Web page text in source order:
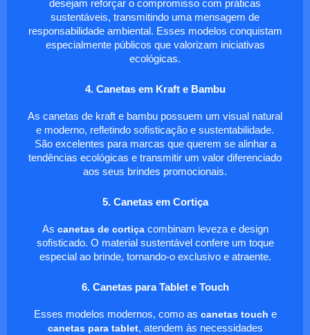
desejam reforçar o compromisso com práticas
sustentáveis, transmitindo uma mensagem de
responsabilidade ambiental. Esses modelos conquistam
especialmente públicos que valorizam iniciativas
ecológicas.
4. Canetas em Kraft e Bambu
As canetas de kraft e bambu possuem um visual natural
e moderno, refletindo sofisticação e sustentabilidade.
São excelentes para marcas que querem se alinhar a
tendências ecológicas e transmitir um valor diferenciado
aos seus brindes promocionais.
5. Canetas em Cortiça
As canetas de cortiçacombinam leveza e design
sofisticado. O material sustentável confere um toque
especial ao brinde, tornando-o exclusivo e atraente.
6. Canetas para Tablet e Touch
Esses modelos modernos, como as canetas touch e
canetas para tablet, atendem às necessidades